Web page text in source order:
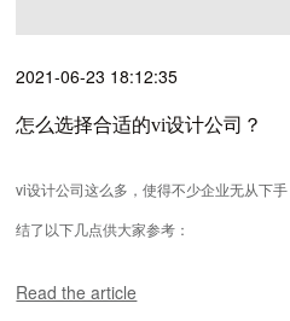
2021-06-23 18:12:35
怎么选择合适的vi设计公司？
vi设计公司这么多，使得不少企业无从下
结了以下几点供大家参考：
Read the article